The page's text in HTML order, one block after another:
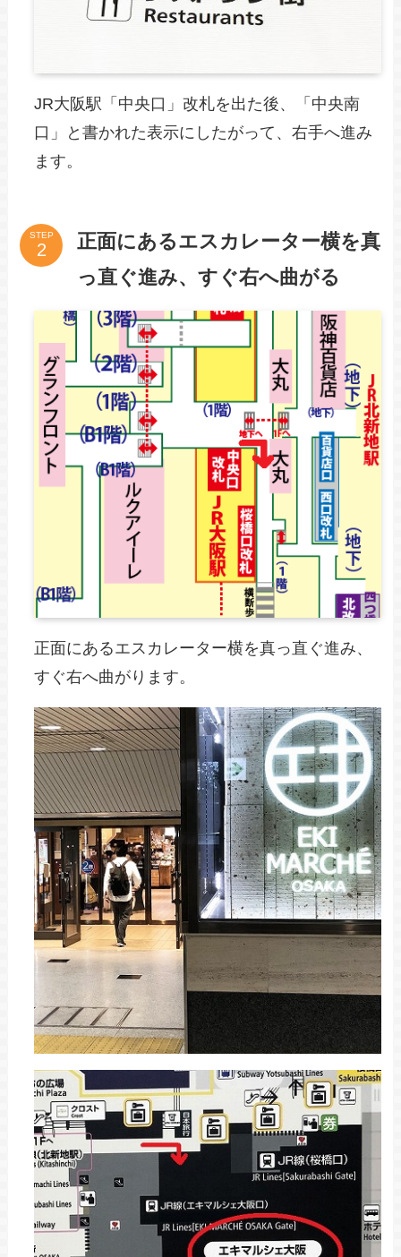
JR大阪駅「中央口」改札を出た後、「中央南
口」と書かれた表示にしたがって、右手へ進み
ます。
STEP
正面にあるエスカレーター横を真
っ直ぐ進み、すぐ右へ曲がる
正面にあるエスカレーター横を真っ直ぐ進み、
すぐ右へ曲がります。